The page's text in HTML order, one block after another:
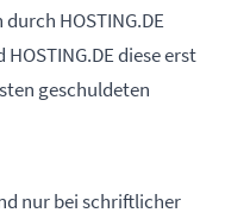
HOSTING.DE
diese erst
geschuldeten
nur bei schriftlicher